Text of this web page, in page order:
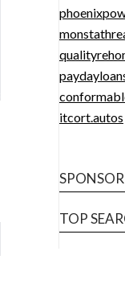
itcort.autos
SPONSOR
TOP